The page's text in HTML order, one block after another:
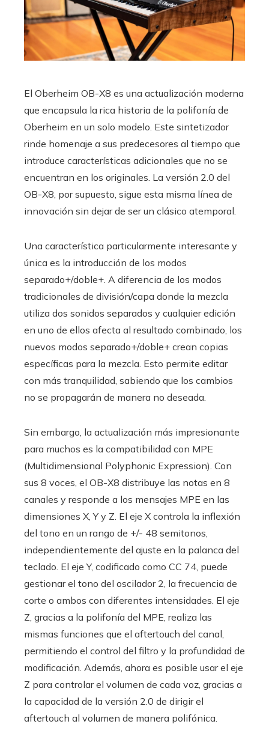
El Oberheim OB-X8 es una actualización moderna
que encapsula la rica historia de la polifonía de
Oberheim en un solo modelo. Este sintetizador
rinde homenaje a sus predecesores al tiempo que
introduce características adicionales que no se
encuentran en los originales. La versión 2.0 del
OB-X8, por supuesto, sigue esta misma línea de
innovación sin dejar de ser un clásico atemporal.
Una característica particularmente interesante y
única es la introducción de los modos
separado+/doble+. A diferencia de los modos
tradicionales de división/capa donde la mezcla
utiliza dos sonidos separados y cualquier edición
en uno de ellos afecta al resultado combinado, los
nuevos modos separado+/doble+ crean copias
específicas para la mezcla. Esto permite editar
con más tranquilidad, sabiendo que los cambios
no se propagarán de manera no deseada.
Sin embargo, la actualización más impresionante
para muchos es la compatibilidad con MPE
(Multidimensional Polyphonic Expression). Con
sus 8 voces, el OB-X8 distribuye las notas en 8
canales y responde a los mensajes MPE en las
dimensiones X, Y y Z. El eje X controla la inflexión
del tono en un rango de +/- 48 semitonos,
independientemente del ajuste en la palanca del
teclado. El eje Y, codificado como CC 74, puede
gestionar el tono del oscilador 2, la frecuencia de
corte o ambos con diferentes intensidades. El eje
Z, gracias a la polifonía del MPE, realiza las
mismas funciones que el aftertouch del canal,
permitiendo el control del filtro y la profundidad de
modificación. Además, ahora es posible usar el eje
Z para controlar el volumen de cada voz, gracias a
la capacidad de la versión 2.0 de dirigir el
aftertouch al volumen de manera polifónica.